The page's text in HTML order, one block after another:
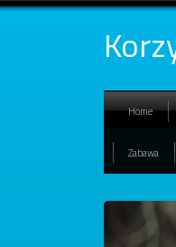
Home
Zabawa